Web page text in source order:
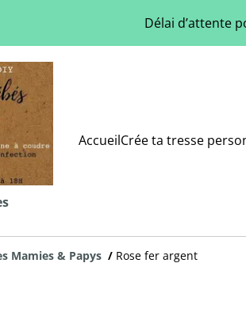
Délai d’attente
AccueilCrée ta tresse
Mamies & Papys / Rose fer argent